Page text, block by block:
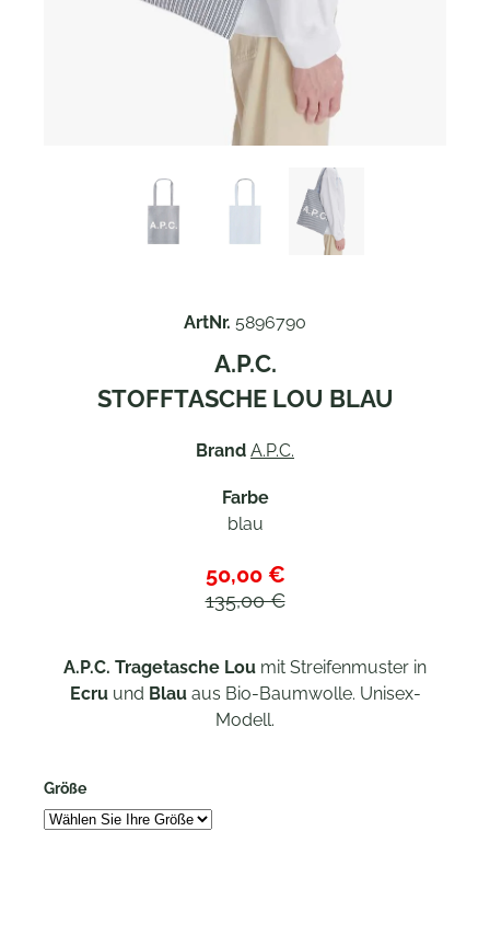
ArtNr. 5896790
A.P.C.
STOFFTASCHE LOU BLAU
Brand A.P.C.
Farbe
blau
50,00 €
135,00 €
A.P.C. Tragetasche Lou mit Streifenmuster in
Ecruund Blauaus Bio-Baumwolle. Unisex-
Modell.
Größe